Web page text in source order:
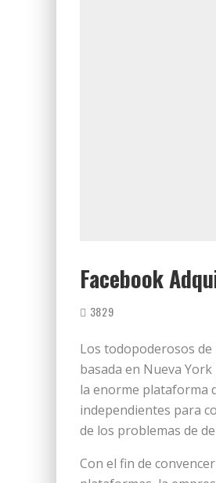
Facebook
3829
Los todopoderosos de
basada en Nueva
la enorme plataforma
independientes para
de los problemas de
Con el fin de